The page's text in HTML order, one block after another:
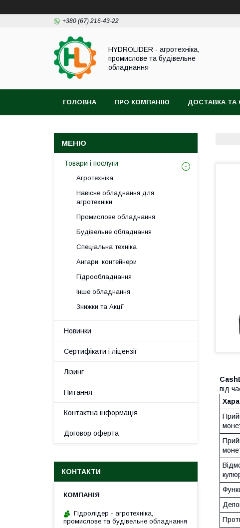
+380 (67) 216-43-22
HYDROLIDER - агротехніка,
промислове та будівельне
обладнання
ГОЛОВНА ПРО КОМПАНІЮ ДОСТАВКА ТА
під
Товари і послуги
Агротехніка
Навісне обладнання для
агротехніки
Промислове обладнання
Будівельне обладнання
Спеціальна техніка
Ангари, контейнери
Гідрообладнання
Інше обладнання
Знижки та Акції
Новинки
Сертифікати і ліцензії
Лізинг
Питання
Контактна інформація
Договор оферта
КОНТАКТИ
Гідролідер - агротехніка,
промислове та будівельне обладнання